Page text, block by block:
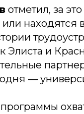
отметил, за
находятся
Элиста и
—